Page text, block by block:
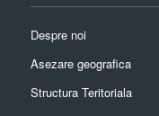
Despre noi
Asezare geografica
Structura Teritoriala